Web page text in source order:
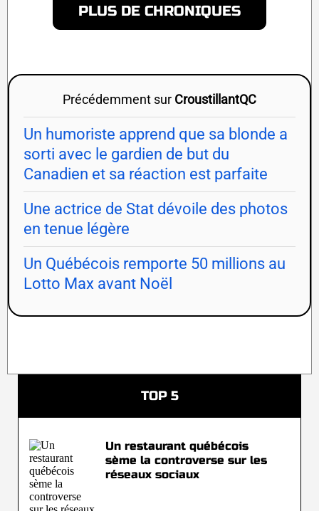
PLUS DE CHRONIQUES
Précédemment sur CroustillantQC
Un humoriste apprend que sa blonde a
sorti avec le gardien de but du
Canadien et sa réaction est parfaite
Une actrice de Stat dévoile des photos
en tenue légère
Un Québécois remporte 50 millions au
Lotto Max avant Noël
TOP 5
Un restaurant québécois
sème la controverse sur les
réseaux sociaux